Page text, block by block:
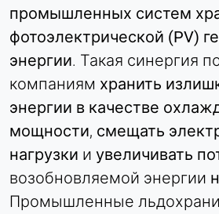
промышленных систем
фотоэлектрической (PV)
энергии. Такая синергия
компаниям хранить
энергии в качестве
мощности, смещать
нагрузки и увеличивать
возобновляемой энергии
Промышленные
Purpose:
Сохраняет ваши настройки
конфиденциальности
Cookie duration:
СТАТИСТИКА
Используется для понимания
используется сайт, а также